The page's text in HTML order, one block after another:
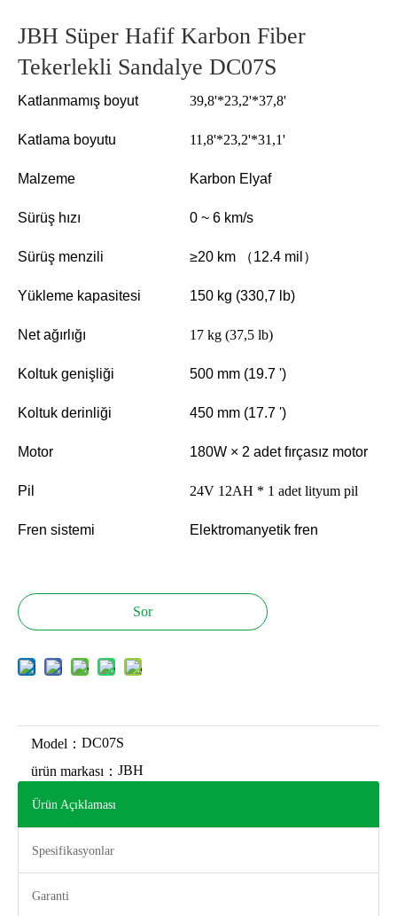
JBH Süper Hafif Karbon Fiber
Tekerlekli Sandalye DC07S
Katlanmamış boyut 39,8'*23,2'*37,8'
Katlama boyutu 11,8'*23,2'*31,1'
Malzeme Karbon Elyaf
Sürüş hızı 0 ~ 6 km/s
Sürüş menzili ≥20 km （12.4 mil）
Yükleme kapasitesi 150 kg (330,7 lb)
Net ağırlığı 17 kg (37,5 lb)
Koltuk genişliği 500 mm (19.7 ')
Koltuk derinliği 450 mm (17.7 ')
Motor 180W × 2 adet fırçasız motor
Pil 24V 12AH * 1 adet lityum pil
Fren sistemi Elektromanyetik fren
Sor
Model： DC07S
ürün markası： JBH
Ürün Açıklaması
Spesifikasyonlar
Garanti